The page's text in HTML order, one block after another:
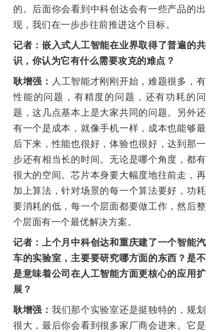
的。后面你会看到中科创达会有一些产品的出
现，我们在一步步往前推进这个目标。
记者：嵌入式人工智能在业界取得了普遍的共
识，你认为它有什么需要攻克的难点？
耿增强： 人工智能才刚刚开始，难题很多，有
性能的问题，有精度的问题，还有功耗的问
题，这几点基本上是大家共同的问题。另外还
有一个是成本，就像手机一样，成本也能够最
后下来，性能也很好，体验也很好，达到那一
步还有相当长的时间。无论是哪个角度，都有
很大的空间。芯片本身要大幅度地往前走，再
加上算法，针对场景的每一个算法要好，功耗
要消耗的低，每一个层面都要做工作，然后整
个层面有一个最优解决方案。
记者：上个月中科创达和重庆建了一个智能汽
车的实验室，主要要研究哪方面的东西？是不
是意味着公司在人工智能方面更核心的应用扩
展？
耿增强： 我们那个实验室还是挺独特的，规划
很大，最后你会看到很多家厂商会进来。它是